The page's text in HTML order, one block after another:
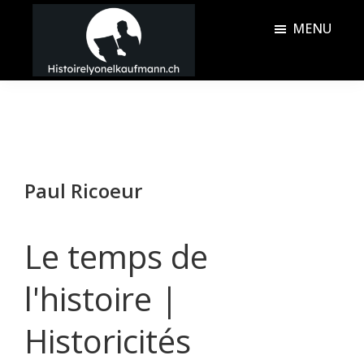
principal
barreHistoire
MENU
Paul Ricoeur
Le temps de
l'histoire |
Historicités